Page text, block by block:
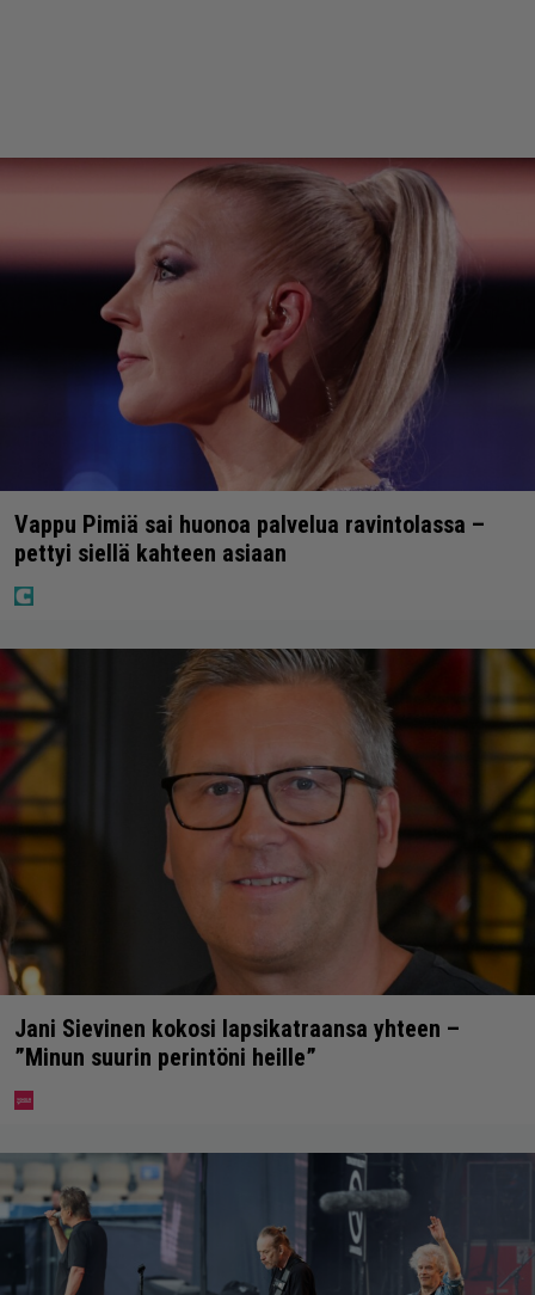
Vappu Pimiä sai huonoa palvelua ravintolassa –
pettyi siellä kahteen asiaan
Jani Sievinen kokosi lapsikatraansa yhteen –
”Minun suurin perintöni heille”